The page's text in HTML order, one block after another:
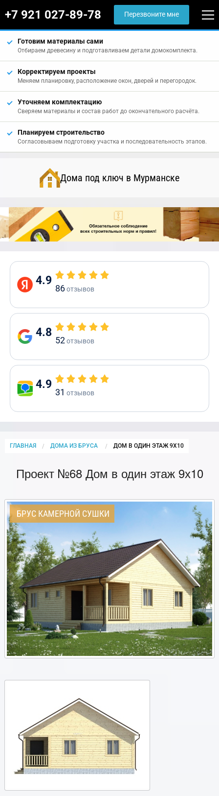
+7 921 027-89-78 Перезвоните мне
Готовим материалы сами
Отбираем древесину и подготавливаем детали домокомплекта.
Корректируем проекты
Меняем планировку, расположение окон, дверей и перегородок.
Уточняем комплектацию
Сверяем материалы и состав работ до окончательного расчёта.
Планируем строительство
Согласовываем подготовку участка и последовательность этапов.
Дома под ключ в Мурманске
4.9
86отзывов
4.8
52отзывов
4.9
31 отзывов
ГЛАВНАЯ ДОМА ИЗ БРУСА CURRENT:
ДОМ В ОДИН ЭТАЖ 9Х10
Проект №68 Дом в один этаж 9х10
БРУС КАМЕРНОЙ СУШКИ